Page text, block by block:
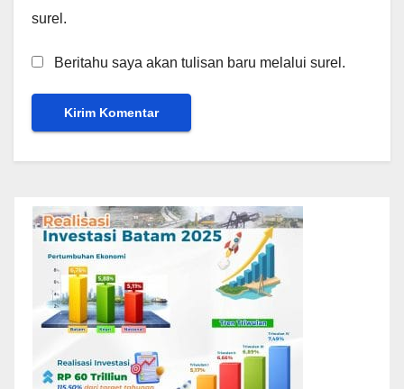
surel.
Beritahu saya akan tulisan baru melalui surel.